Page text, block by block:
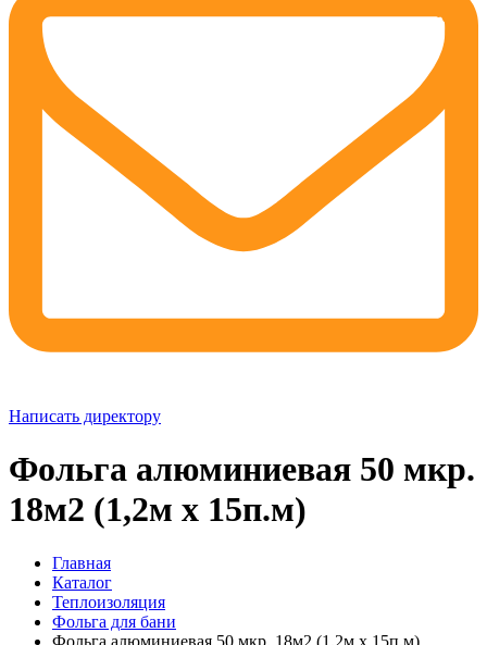
Написать директору
Фольга алюминиевая 50 мкр.
18м2 (1,2м х 15п.м)
Главная
Каталог
Теплоизоляция
Фольга для бани
Фольга алюминиевая 50 мкр. 18м2 (1,2м х 15п.м)